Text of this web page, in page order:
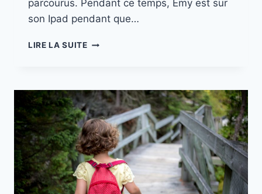
parcourus. Pendant ce temps, Emy est sur
son Ipad pendant que…
LIRE LA SUITEMISSION
11
MATANE
–
GASPESIE